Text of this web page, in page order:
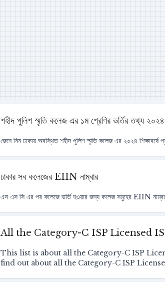
শহীদ পুলিশ স্মৃতি কলেজ এর ১ম শ্রেণির ভর্তির তথ্য ২০২৪
জেনে নিন ঢাকায় অবস্থিত শহীদ পুলিশ স্মৃতি কলেজ এর ২০২৪ শিক্ষাবর্ষে
ঢাকার সব কলেজের EIIN নাম্বার
এস এস সি এর পর কলেজে ভর্তি হওয়ার জন্য কলেজ সমুহের EIIN
All the Category-C ISP Licensed
This list is about all the Category-C ISP
find out about all the Category-C ISP